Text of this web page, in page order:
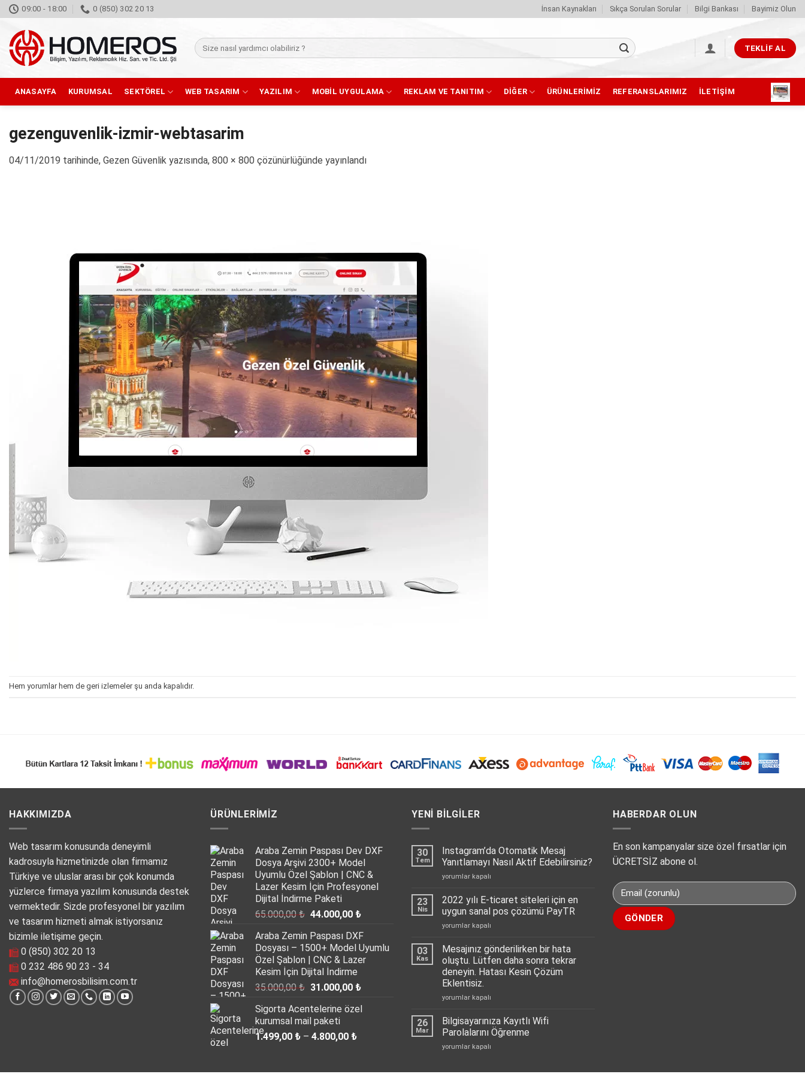
İçeriğe
atla
09:00 - 18:00 0 (850) 302 20 13 İnsan Kaynakları Sıkça Sorulan Sorular Bilgi Bankası Bayimiz Olun
Ara:
TEKLIF AL
ANASAYFA KURUMSAL SEKTÖREL WEB TASARIM YAZILIM MOBIL UYGULAMA REKLAM VE TANITIM DIĞER ÜRÜNLERIMIZ REFERANSLARIMIZ İLETIŞIM
gezenguvenlik-izmir-webtasarim
04/11/2019 tarihinde, Gezen Güvenlik yazısında, 800 × 800 çözünürlüğünde yayınlandı
Hem yorumlar hem de geri izlemeler şu anda kapalıdır.
HAKKIMIZDA
Web tasarım konusunda deneyimli
kadrosuyla hizmetinizde olan firmamız
Türkiye ve uluslar arası bir çok konumda
yüzlerce firmaya yazılım konusunda destek
vermektedir. Sizde profesyonel bir yazılım
ve tasarım hizmeti almak istiyorsanız
bizimle iletişime geçin.
0 (850) 302 20 13
0 232 486 90 23 - 34
info@homerosbilisim.com.tr
ÜRÜNLERIMIZ
Araba Zemin Paspası Dev DXF
Dosya Arşivi 2300+ Model
Uyumlu Özel Şablon | CNC &
Lazer Kesim İçin Profesyonel
Dijital İndirme Paketi
65.000,00₺ Orijinal
65.000,00 ₺.
44.000,00 ₺Şu
fiyat:
44.000,00 ₺.
Araba Zemin Paspası DXF
Dosyası – 1500+ Model Uyumlu
Özel Şablon | CNC & Lazer
Kesim İçin Dijital İndirme
35.000,00₺ Orijinal
35.000,00 ₺.
31.000,00 ₺Şu
fiyat:
Sigorta Acentelerine özel
kurumsal mail paketi
1.499,00 ₺ – 4.800,00 ₺Fiyat
YENI BILGILER
30
Tem
Instagram’da Otomatik Mesaj
Yanıtlamayı Nasıl Aktif Edebilirsiniz?
Instagram’da
Mesaj
Yanıtlamayı
Nasıl
Aktif
için
yorumlar kapalı
23
Nis
2022 yılı E-ticaret siteleri için en
uygun sanal pos çözümü PayTR
2022
E-
ticaret
siteleri
için
en
uygun
pos
çözümü
PayTR
için
yorumlar kapalı
03
Kas
Mesajınız gönderilirken bir hata
oluştu. Lütfen daha sonra tekrar
deneyin. Hatası Kesin Çözüm
Eklentisiz.
Mesajınız
bir
hata
oluştu.
Lütfen
yorumlar kapalı
26
Mar
Bilgisayarınıza Kayıtlı Wifi
Parolalarını Öğrenme
Bilgisayarınıza
yorumlar kapalı
HABERDAR OLUN
En son kampanyalar size özel fırsatlar için
ÜCRETSİZ abone ol.